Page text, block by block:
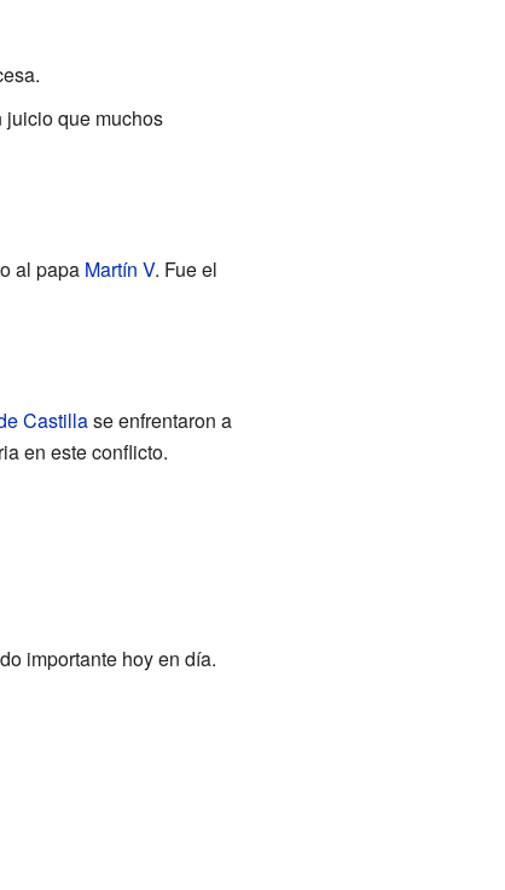
juicio que muchos
al papa Martín V. Fue el
Castillase enfrentaron a
en este conflicto.
importante hoy en día.